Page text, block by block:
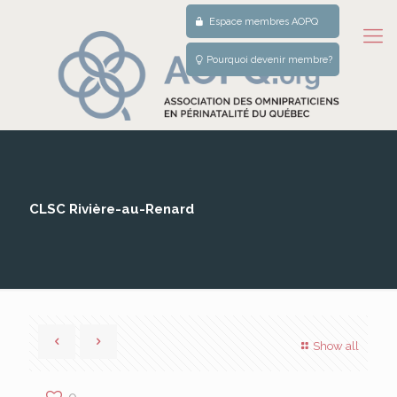
Espace membres AOPQ
Pourquoi devenir membre?
CLSC Rivière-au-Renard
Show all